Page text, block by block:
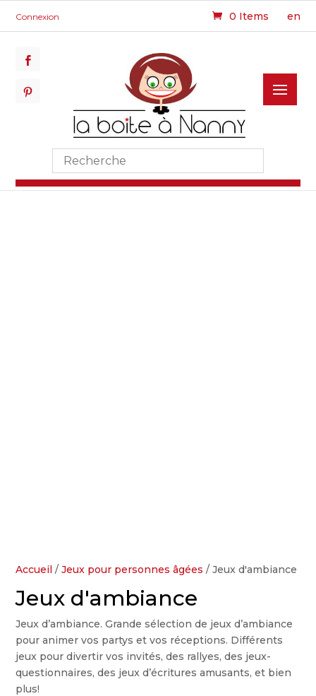
Connexion 0 Items en
Accueil /Jeux pour personnes âgées / Jeux d'ambiance
Jeux d'ambiance
Jeux d’ambiance. Grande sélection de jeux d’ambiance
pour animer vos partys et vos réceptions. Différents
jeux pour divertir vos invités, des rallyes, des jeux-
questionnaires, des jeux d’écritures amusants, et bien
plus!